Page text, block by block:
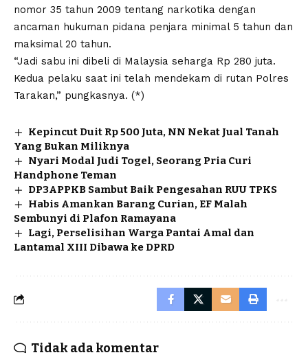
nomor 35 tahun 2009 tentang narkotika dengan
ancaman hukuman pidana penjara minimal 5 tahun dan
maksimal 20 tahun.
“Jadi sabu ini dibeli di Malaysia seharga Rp 280 juta.
Kedua pelaku saat ini telah mendekam di rutan Polres
Tarakan,” pungkasnya. (*)
Kepincut Duit Rp 500 Juta, NN Nekat Jual Tanah
Yang Bukan Miliknya
Nyari Modal Judi Togel, Seorang Pria Curi
Handphone Teman
DP3APPKB Sambut Baik Pengesahan RUU TPKS
Habis Amankan Barang Curian, EF Malah
Sembunyi di Plafon Ramayana
Lagi, Perselisihan Warga Pantai Amal dan
Lantamal XIII Dibawa ke DPRD
Tidak ada komentar